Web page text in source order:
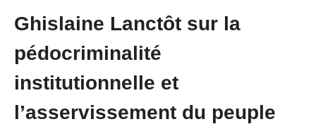
Ghislaine Lanctôt sur la
pédocriminalité
institutionnelle et
l’asservissement du peuple